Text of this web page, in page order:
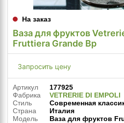
На заказ
Ваза для фруктов
Fruttiera Grande Bp
Запросить цену
Артикул
177925
Фабрика
VETRERIE DI EMPOLI
Стиль
Современная
Страна
Италия
Модель
Ваза для фруктов